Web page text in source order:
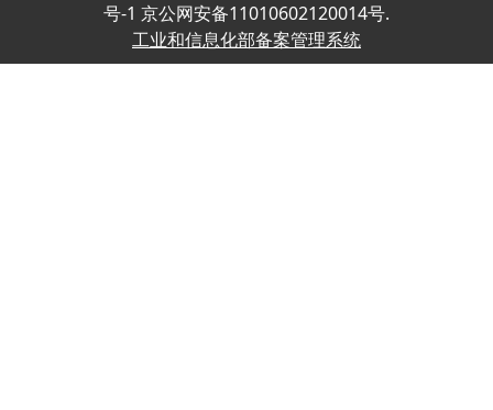
号-1 京公网安备11010602120014号.
工业和信息化部备案管理系统